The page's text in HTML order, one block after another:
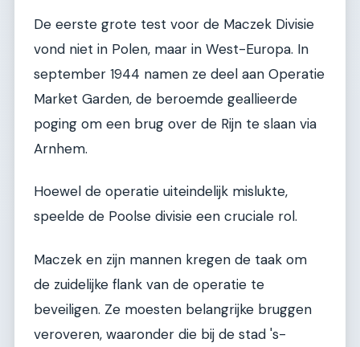
De eerste grote test voor de Maczek Divisie
vond niet in Polen, maar in West-Europa. In
september 1944 namen ze deel aan Operatie
Market Garden, de beroemde geallieerde
poging om een brug over de Rijn te slaan via
Arnhem.
Hoewel de operatie uiteindelijk mislukte,
speelde de Poolse divisie een cruciale rol.
Maczek en zijn mannen kregen de taak om
de zuidelijke flank van de operatie te
beveiligen. Ze moesten belangrijke bruggen
veroveren, waaronder die bij de stad 's-